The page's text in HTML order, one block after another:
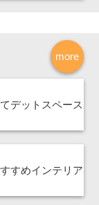
more
デットスペース
すめインテリア